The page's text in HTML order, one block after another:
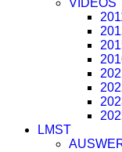
VIDEOS
LMST